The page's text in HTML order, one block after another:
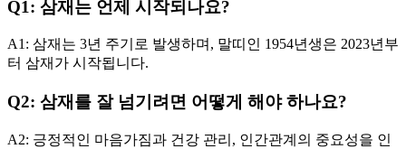
Q1: 삼재는 언제 시작되나요?
A1: 삼재는 3년 주기로 발생하며, 말띠인 1954년생은 2023년부
터 삼재가 시작됩니다.
Q2: 삼재를 잘 넘기려면 어떻게 해야 하나요?
A2: 긍정적인 마음가짐과 건강 관리, 인간관계의 중요성을 인